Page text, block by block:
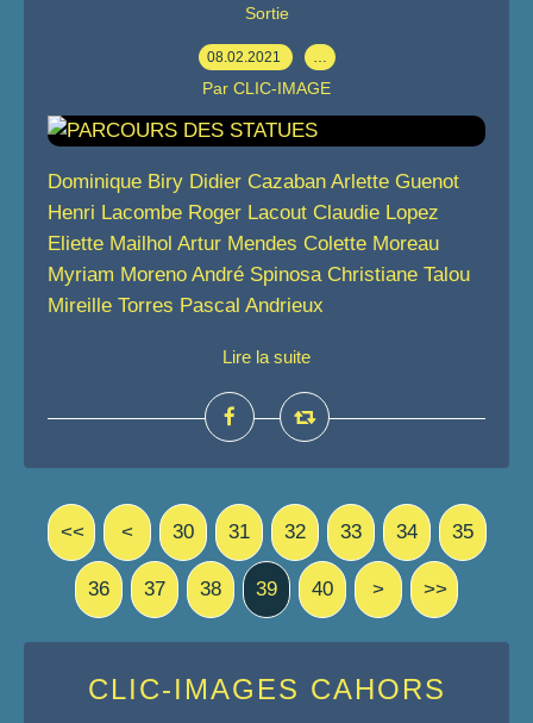
Sortie
08.02.2021 …
Par CLIC-IMAGE
Dominique Biry Didier Cazaban Arlette Guenot
Henri Lacombe Roger Lacout Claudie Lopez
Eliette Mailhol Artur Mendes Colette Moreau
Myriam Moreno André Spinosa Christiane Talou
Mireille Torres Pascal Andrieux
Lire la suite
<< < 10
20
30 31 32 33 34 35
36 37 38 39 40 > >>
CLIC-IMAGES CAHORS